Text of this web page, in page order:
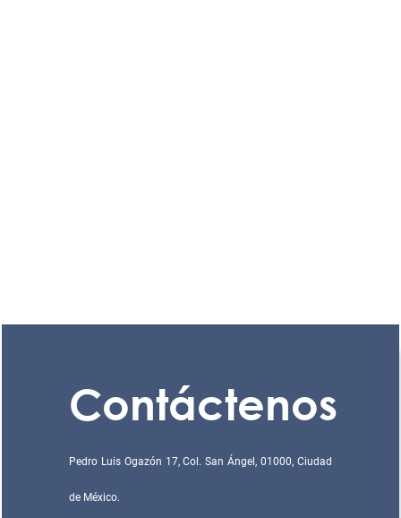
Contáctenos
Pedro Luis Ogazón 17, Col. San Ángel, 01000, Ciudad
de México.